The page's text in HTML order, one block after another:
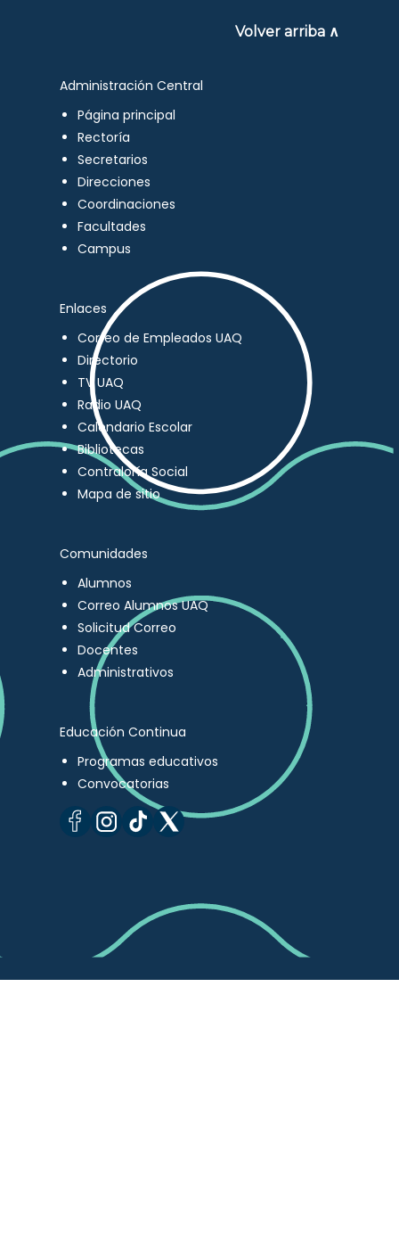
Volver arriba ∧
Administración Central
Página principal
Rectoría
Secretarios
Direcciones
Coordinaciones
Facultades
Campus
Enlaces
Correo de Empleados UAQ
Directorio
TV UAQ
Radio UAQ
Calendario Escolar
Bibliotecas
Contraloría Social
Mapa de sitio
Comunidades
Alumnos
Correo Alumnos UAQ
Solicitud Correo
Docentes
Administrativos
Educación Continua
Programas educativos
Convocatorias